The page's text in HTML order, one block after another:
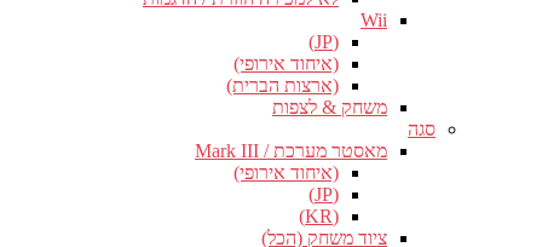
Wii
(JP)
(איחוד אירופי)
(ארצות הברית)
משחק & לצפות
סגה
מאסטר מערכת / Mark III
(איחוד אירופי)
(JP)
(KR)
ציוד משחק (הכל)